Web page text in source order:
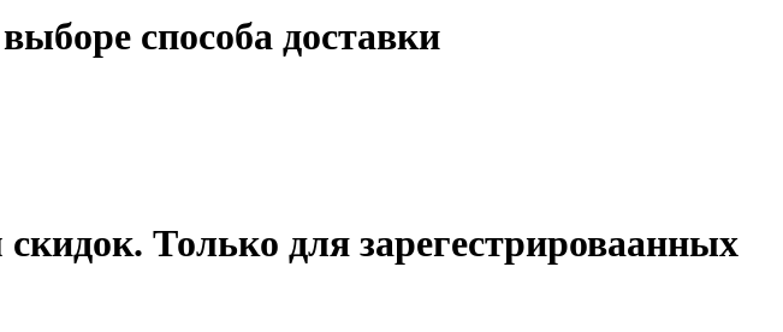
способа доставки
Только для зарегестрироваанных